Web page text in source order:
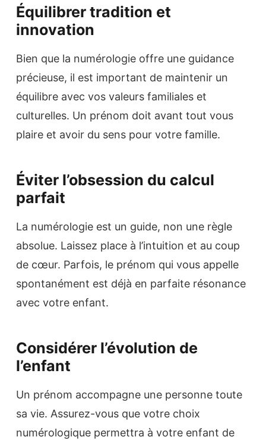
Équilibrer tradition et
innovation
Bien que la numérologie offre une guidance
précieuse, il est important de maintenir un
équilibre avec vos valeurs familiales et
culturelles. Un prénom doit avant tout vous
plaire et avoir du sens pour votre famille.
Éviter l’obsession du calcul
parfait
La numérologie est un guide, non une règle
absolue. Laissez place à l’intuition et au coup
de cœur. Parfois, le prénom qui vous appelle
spontanément est déjà en parfaite résonance
avec votre enfant.
Considérer l’évolution de
l’enfant
Un prénom accompagne une personne toute
sa vie. Assurez-vous que votre choix
numérologique permettra à votre enfant de